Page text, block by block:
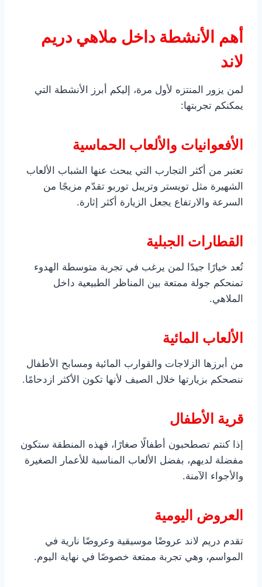
أهم الأنشطة داخل ملاهي دريم
لاند
لمن يزور المنتزه لأول مرة، إليكم أبرز الأنشطة التي
يمكنكم تجربتها:
الأفعوانيات والألعاب الحماسية
تعتبر من أكثر التجارب التي يبحث عنها الشباب الألعاب
الشهيرة مثل تويستر وتريبل توربو تقدّم مزيجًا من
السرعة والارتفاع يجعل الزيارة أكثر إثارة.
القطارات الجبلية
تُعد خيارًا جيدًا لمن يرغب في تجربة متوسطة الهدوء
تمنحكم جولة ممتعة بين المناظر الطبيعية داخل
الملاهي.
الألعاب المائية
من أبرزها الزلاجات والقوارب المائية ومسابح الأطفال
ننصحكم بزيارتها خلال الصيف لأنها تكون الأكثر ازدحامًا.
قرية الأطفال
إذا كنتم تصطحبون أطفالًا صغارًا، فهذه المنطقة ستكون
مفضلة لديهم، بفضل الألعاب المناسبة للأعمار الصغيرة
والأجواء الآمنة.
العروض اليومية
تقدم دريم لاند عروضًا موسيقية وعروضًا نارية في
المواسم، وهي تجربة ممتعة خصوصًا في نهاية اليوم.